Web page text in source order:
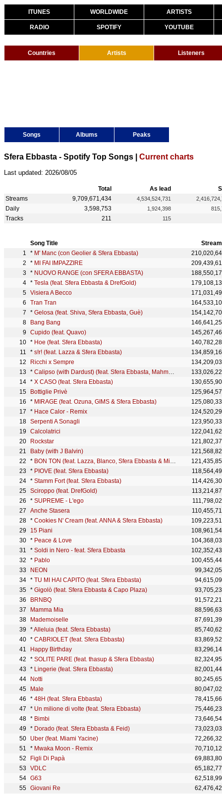
ITUNES WORLDWIDE ARTISTS
RADIO SPOTIFY YOUTUBE
Countries Artists Listeners
Songs Albums Peaks
Sfera Ebbasta - Spotify Top Songs | Current charts
Last updated: 2026/08/05
Total As lead
Streams
9,709,671,434 4,534,524,731
Daily 3,598,753 1,924,398
Tracks 211 115
Song Title
* M' Manc (con Geolier & Sfera Ebbasta)
* MI FAI IMPAZZIRE
* NUOVO RANGE (con SFERA EBBASTA)
* Tesla (feat. Sfera Ebbasta & DrefGold)
Visiera A Becco
Tran Tran
* Gelosa (feat. Shiva, Sfera Ebbasta, Guè)
Bang Bang
Cupido (feat. Quavo)
* Hoe (feat. Sfera Ebbasta)
* s!r! (feat. Lazza & Sfera Ebbasta)
Ricchi x Sempre
* Calipso (with Dardust) (feat. Sfera Ebbasta, Mahmood & Fabri Fibra)
* X CASO (feat. Sfera Ebbasta)
Bottiglie Privè
* MIRAGE (feat. Ozuna, GIMS & Sfera Ebbasta)
* Hace Calor - Remix
Serpenti A Sonagli
Calcolatrici
Rockstar
Baby (with J Balvin)
* BON TON (feat. Lazza, Blanco, Sfera Ebbasta & Michelangelo)
* PIOVE (feat. Sfera Ebbasta)
* Stamm Fort (feat. Sfera Ebbasta)
Sciroppo (feat. DrefGold)
* SUPREME - L'ego
Anche Stasera
* Cookies N' Cream (feat. ANNA & Sfera Ebbasta)
15 Piani
* Peace & Love
* Soldi in Nero - feat. Sfera Ebbasta
* Pablo
NEON
* TU MI HAI CAPITO (feat. Sfera Ebbasta)
* Gigolò (feat. Sfera Ebbasta & Capo Plaza)
BRNBQ
Mamma Mia
Mademoiselle
*Alleluia (feat. Sfera Ebbasta)
* CABRIOLET (feat. Sfera Ebbasta)
Happy Birthday
* SOLITE PARE (feat. thasup & Sfera Ebbasta)
* Lingerie (feat. Sfera Ebbasta)
Notti
Male
* 48H (feat. Sfera Ebbasta)
* Un milione di volte (feat. Sfera Ebbasta)
* Bimbi
* Dorado (feat. Sfera Ebbasta & Feid)
Uber (feat. Miami Yacine)
* Mwaka Moon - Remix
Figli Di Papà
VDLC
G63
Giovani Re